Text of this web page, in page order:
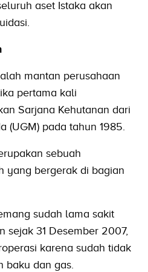
aset Istaka akan
mantan perusahaan
pertama kali
Sarjana Kehutanan dari
(UGM) pada tahun 1985.
sebuah
yang bergerak di bagian
sudah lama sakit
sejak 31 Desember 2007,
karena sudah tidak
baku dan gas.